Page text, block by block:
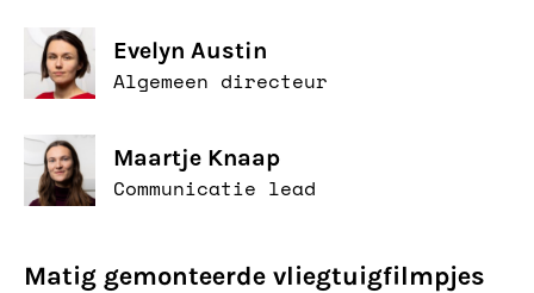
Evelyn Austin
Algemeen directeur
Maartje Knaap
Communicatie lead
Matig gemonteerde vliegtuigfilmpjes